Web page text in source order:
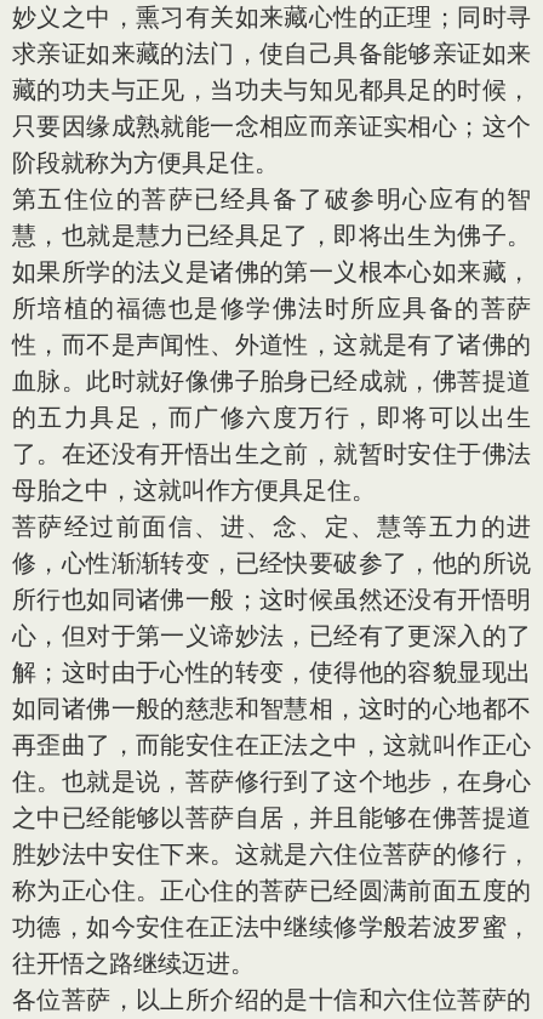
妙义之中，熏习有关如来藏心性的正理；同时寻
求亲证如来藏的法门，使自己具备能够亲证如来
藏的功夫与正见，当功夫与知见都具足的时候，
只要因缘成熟就能一念相应而亲证实相心；这个
阶段就称为方便具足住。
第五住位的菩萨已经具备了破参明心应有的智
慧，也就是慧力已经具足了，即将出生为佛子。
如果所学的法义是诸佛的第一义根本心如来藏，
所培植的福德也是修学佛法时所应具备的菩萨
性，而不是声闻性、外道性，这就是有了诸佛的
血脉。此时就好像佛子胎身已经成就，佛菩提道
的五力具足，而广修六度万行，即将可以出生
了。在还没有开悟出生之前，就暂时安住于佛法
母胎之中，这就叫作方便具足住。
菩萨经过前面信、进、念、定、慧等五力的进
修，心性渐渐转变，已经快要破参了，他的所说
所行也如同诸佛一般；这时候虽然还没有开悟明
心，但对于第一义谛妙法，已经有了更深入的了
解；这时由于心性的转变，使得他的容貌显现出
如同诸佛一般的慈悲和智慧相，这时的心地都不
再歪曲了，而能安住在正法之中，这就叫作正心
住。也就是说，菩萨修行到了这个地步，在身心
之中已经能够以菩萨自居，并且能够在佛菩提道
胜妙法中安住下来。这就是六住位菩萨的修行，
称为正心住。正心住的菩萨已经圆满前面五度的
功德，如今安住在正法中继续修学般若波罗蜜，
往开悟之路继续迈进。
各位菩萨，以上所介绍的是十信和六住位菩萨的